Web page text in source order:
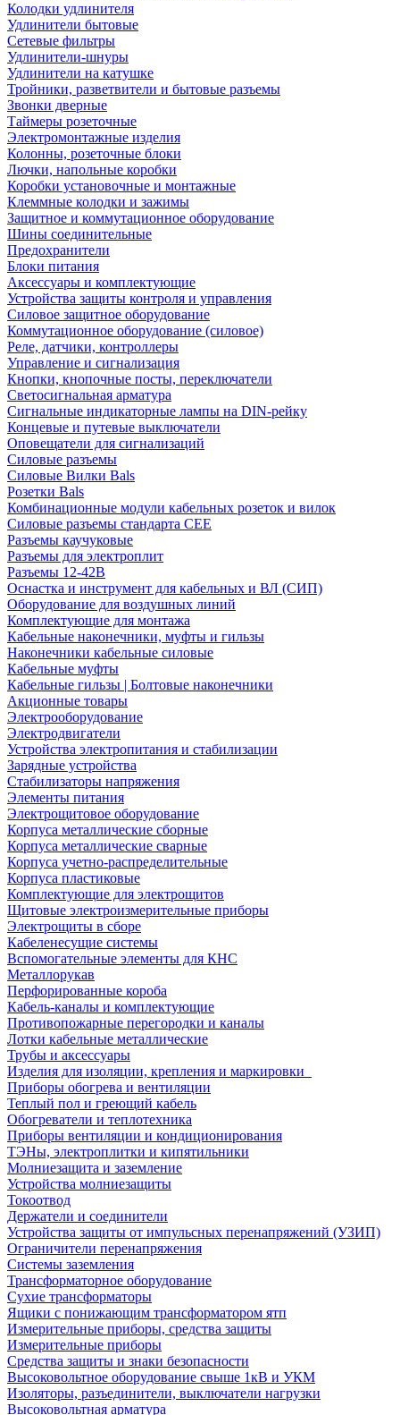
Колодки удлинителя
Удлинители бытовые
Сетевые фильтры
Удлинители-шнуры
Удлинители на катушке
Тройники, разветвители и бытовые разъемы
Звонки дверные
Таймеры розеточные
Электромонтажные изделия
Колонны, розеточные блоки
Лючки, напольные коробки
Коробки установочные и монтажные
Клеммные колодки и зажимы
Защитное и коммутационное оборудование
Шины соединительные
Предохранители
Блоки питания
Аксессуары и комплектующие
Устройства защиты контроля и управления
Силовое защитное оборудование
Коммутационное оборудование (силовое)
Реле, датчики, контроллеры
Управление и сигнализация
Кнопки, кнопочные посты, переключатели
Светосигнальная арматура
Сигнальные индикаторные лампы на DIN-рейку
Концевые и путевые выключатели
Оповещатели для сигнализаций
Силовые разъемы
Силовые Вилки Bals
Розетки Bals
Комбинационные модули кабельных розеток и вилок
Силовые разъемы стандарта CEE
Разъемы каучуковые
Разъемы для электроплит
Разъемы 12-42В
Оснастка и инструмент для кабельных и ВЛ (СИП)
Оборудование для воздушных линий
Комплектующие для монтажа
Кабельные наконечники, муфты и гильзы
Наконечники кабельные силовые
Кабельные муфты
Кабельные гильзы | Болтовые наконечники
Акционные товары
Электрооборудование
Электродвигатели
Устройства электропитания и стабилизации
Зарядные устройства
Стабилизаторы напряжения
Элементы питания
Электрощитовое оборудование
Корпуса металлические сборные
Корпуса металлические сварные
Корпуса учетно-распределительные
Корпуса пластиковые
Комплектующие для электрощитов
Щитовые электроизмерительные приборы
Электрощиты в сборе
Кабеленесущие системы
Вспомогательные элементы для КНС
Металлорукав
Перфорированные короба
Кабель-каналы и комплектующие
Противопожарные перегородки и каналы
Лотки кабельные металлические
Трубы и аксессуары
Изделия для изоляции, крепления и маркировки
Приборы обогрева и вентиляции
Теплый пол и греющий кабель
Обогреватели и теплотехника
Приборы вентиляции и кондиционирования
ТЭНы, электроплитки и кипятильники
Молниезащита и заземление
Устройства молниезащиты
Токоотвод
Держатели и соединители
Устройства защиты от импульсных перенапряжений (УЗИП)
Ограничители перенапряжения
Системы заземления
Трансформаторное оборудование
Сухие трансформаторы
Ящики с понижающим трансформатором ятп
Измерительные приборы, средства защиты
Измерительные приборы
Средства защиты и знаки безопасности
Высоковольтное оборудование свыше 1кВ и УКМ
Изоляторы, разъединители, выключатели нагрузки
Высоковольтная арматура